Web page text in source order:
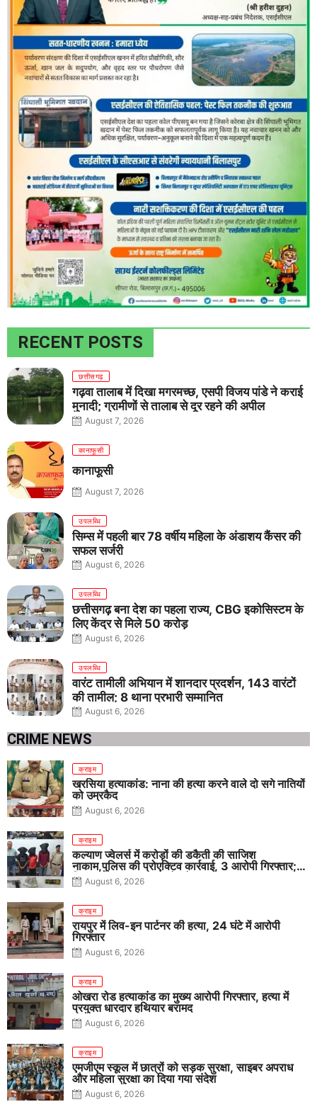
RECENT POSTS
छत्तीसगढ़
गढ़वा तालाब में दिखा मगरमच्छ, एसपी विजय पांडे ने कराई
मुनादी; ग्रामीणों से तालाब से दूर रहने की अपील
August 7, 2026
कानाफूसी
कानाफूसी
August 7, 2026
उपलब्धि
सिम्स में पहली बार 78 वर्षीय महिला के अंडाशय कैंसर की
सफल सर्जरी
August 6, 2026
उपलब्धि
छत्तीसगढ़ बना देश का पहला राज्य, CBG इकोसिस्टम के
लिए केंद्र से मिले 50 करोड़
August 6, 2026
उपलब्धि
वारंट तामीली अभियान में शानदार प्रदर्शन, 143 वारंटों
की तामील; 8 थाना प्रभारी सम्मानित
August 6, 2026
CRIME NEWS
क्राइम
खरसिया हत्याकांड: नाना की हत्या करने वाले दो सगे नातियों
को उम्रकैद
August 6, 2026
क्राइम
कल्याण ज्वेलर्स में करोड़ों की डकैती की साजिश
नाकाम,पुलिस की प्रोएक्टिव कार्रवाई, 3 आरोपी गिरफ्तार;
पिस्टल, कारतूस, चाकू और मोबाइल बरामद
August 6, 2026
क्राइम
रायपुर में लिव-इन पार्टनर की हत्या, 24 घंटे में आरोपी
गिरफ्तार
August 6, 2026
क्राइम
ओखरा रोड हत्याकांड का मुख्य आरोपी गिरफ्तार, हत्या में
प्रयुक्त धारदार हथियार बरामद
August 6, 2026
क्राइम
एमजीएम स्कूल में छात्रों को सड़क सुरक्षा, साइबर अपराध
और महिला सुरक्षा का दिया गया संदेश
August 6, 2026